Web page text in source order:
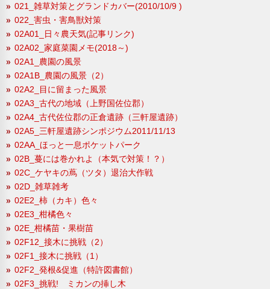
021_雑草対策とグランドカバー(2010/10/9 )
022_害虫・害鳥獣対策
02A01_日々農天気(記事リンク)
02A02_家庭菜園メモ(2018～)
02A1_農園の風景
02A1B_農園の風景（2）
02A2_目に留まった風景
02A3_古代の地域（上野国佐位郡）
02A4_古代佐位郡の正倉遺跡（三軒屋遺跡）
02A5_三軒屋遺跡シンポジウム2011/11/13
02AA_ほっと一息ポケットパーク
02B_蔓には巻かれよ（本気で対策！？）
02C_ケヤキの蔦（ツタ）退治大作戦
02D_雑草雑考
02E2_柿（カキ）色々
02E3_柑橘色々
02E_柑橘苗・果樹苗
02F12_接木に挑戦（2）
02F1_接木に挑戦（1）
02F2_発根&促進（特許図書館）
02F3_挑戦! ミカンの挿し木